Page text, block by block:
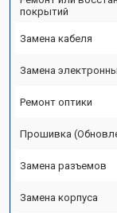
покрытий
Замена кабеля
Замена
Ремонт оптики
Прошивка
Замена разъемов
Замена корпуса